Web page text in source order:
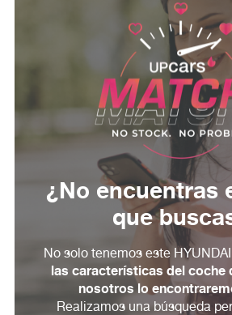
¿No encuentras el coche
que
No solo tenemos este
las características del coche
nosotros lo
Realizamos una búsqueda